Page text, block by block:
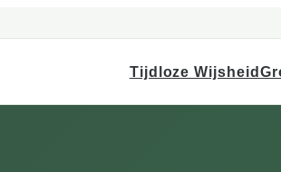
Tijdloze Wijsheid